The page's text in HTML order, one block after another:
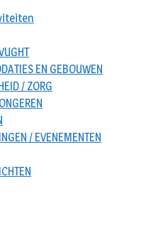
EN GEBOUWEN
/ ZORG
/ EVENEMENTEN